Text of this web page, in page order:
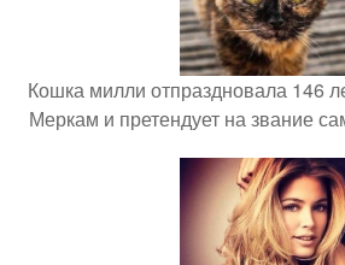
Кошка милли отпраздновала 146
Меркам и претендует на звание